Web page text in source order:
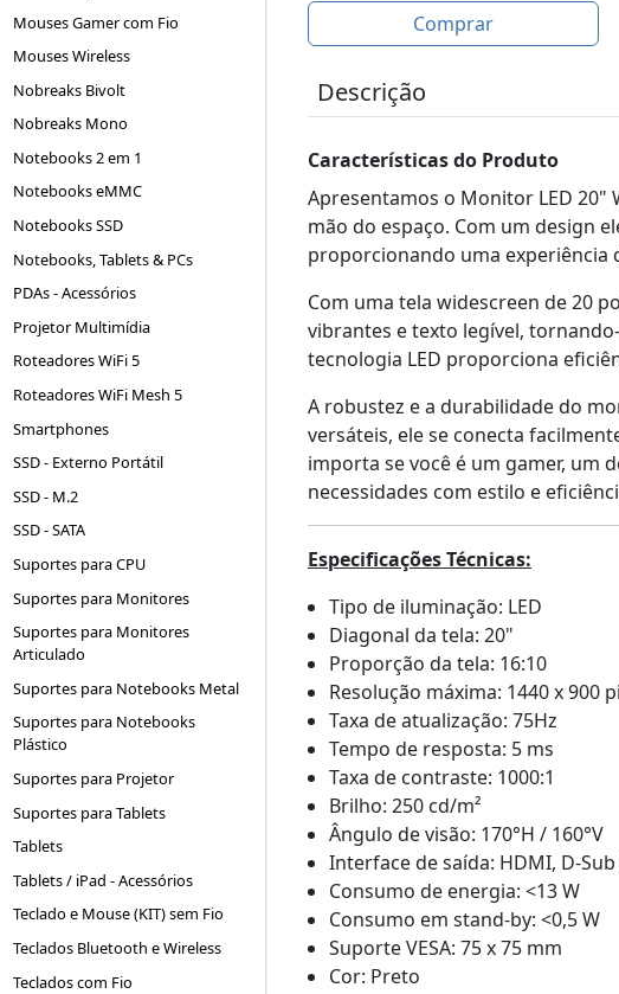
Mouses Gamer com Fio
Mouses Wireless
Nobreaks Bivolt
Nobreaks Mono
Notebooks 2 em 1
Notebooks eMMC
Notebooks SSD
Notebooks, Tablets & PCs
PDAs - Acessórios
Projetor Multimídia
Roteadores WiFi 5
Roteadores WiFi Mesh 5
Smartphones
SSD - Externo Portátil
SSD - M.2
SSD - SATA
Suportes para CPU
Suportes para Monitores
Suportes para Monitores
Articulado
Suportes para Notebooks Metal
Suportes para Notebooks
Plástico
Suportes para Projetor
Suportes para Tablets
Tablets
Tablets / iPad - Acessórios
Teclado e Mouse (KIT) sem Fio
Teclados Bluetooth e Wireless
Teclados com Fio
Comprar
Descrição
Características do Produto
Apresentamos o Monitor LED 20"
mão do espaço. Com um design
proporcionando uma experiência
Com uma tela widescreen de 20
vibrantes e texto legível,
tecnologia LED proporciona
A robustez e a durabilidade do
versáteis, ele se conecta
importa se você é um gamer, um
necessidades com estilo e
Especificações Técnicas:
Tipo de iluminação: LED
Diagonal da tela: 20"
Proporção da tela: 16:10
Resolução máxima: 1440 x 900
Taxa de atualização: 75Hz
Tempo de resposta: 5 ms
Taxa de contraste: 1000:1
Brilho: 250 cd/m²
Ângulo de visão: 170°H / 160°V
Interface de saída: HDMI, D-Sub
Consumo de energia: <13 W
Consumo em stand-by: <0,5 W
Suporte VESA: 75 x 75 mm
Cor: Preto